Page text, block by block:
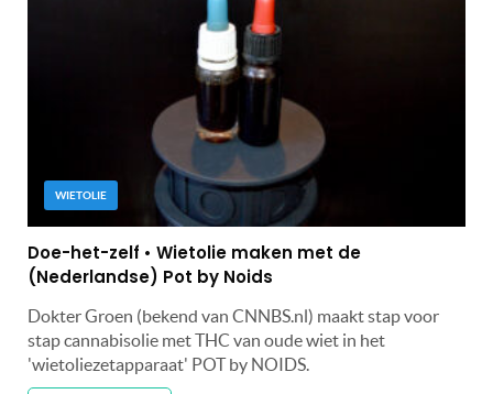
WIETOLIE
Doe-het-zelf • Wietolie maken met de
(Nederlandse) Pot by Noids
Dokter Groen (bekend van CNNBS.nl) maakt stap voor
stap cannabisolie met THC van oude wiet in het
'wietoliezetapparaat' POT by NOIDS.